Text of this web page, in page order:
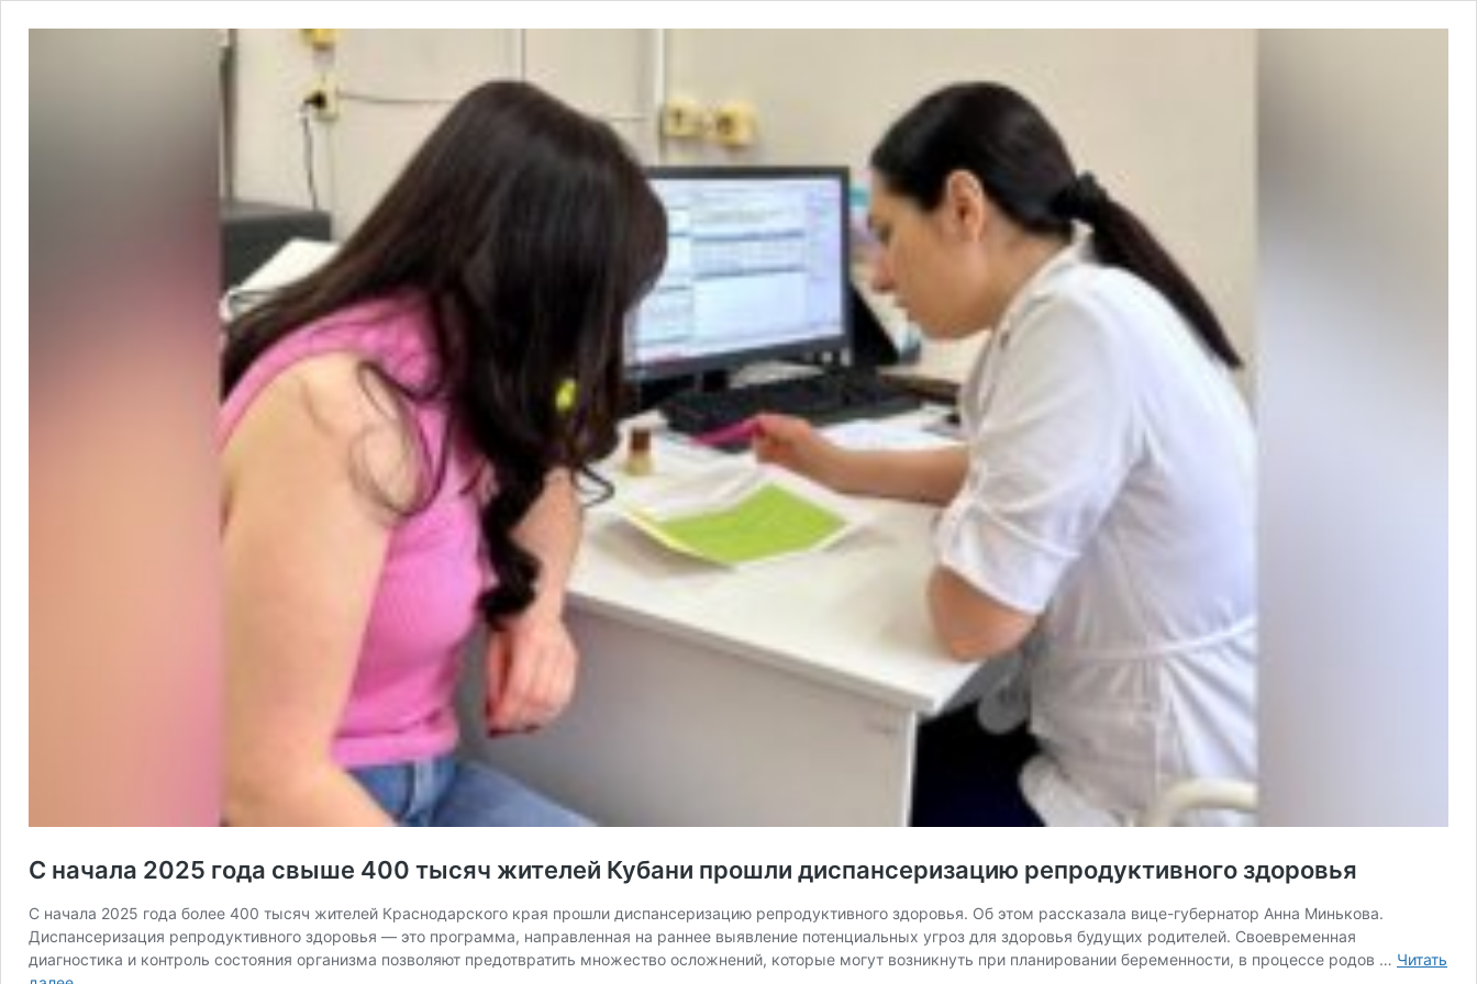
С начала 2025 года свыше 400 тысяч жителей Кубани прошли диспансеризацию репродуктивного здоровья
С начала 2025 года более 400 тысяч жителей Краснодарского края прошли диспансеризацию репродуктивного здоровья. Об этом рассказала вице-губернатор Анна Минькова.
Диспансеризация репродуктивного здоровья — это программа, направленная на раннее выявление потенциальных угроз для здоровья будущих родителей. Своевременная
диагностика и контроль состояния организма позволяют предотвратить множество осложнений, которые могут возникнуть при планировании беременности, в процессе родов … Читать